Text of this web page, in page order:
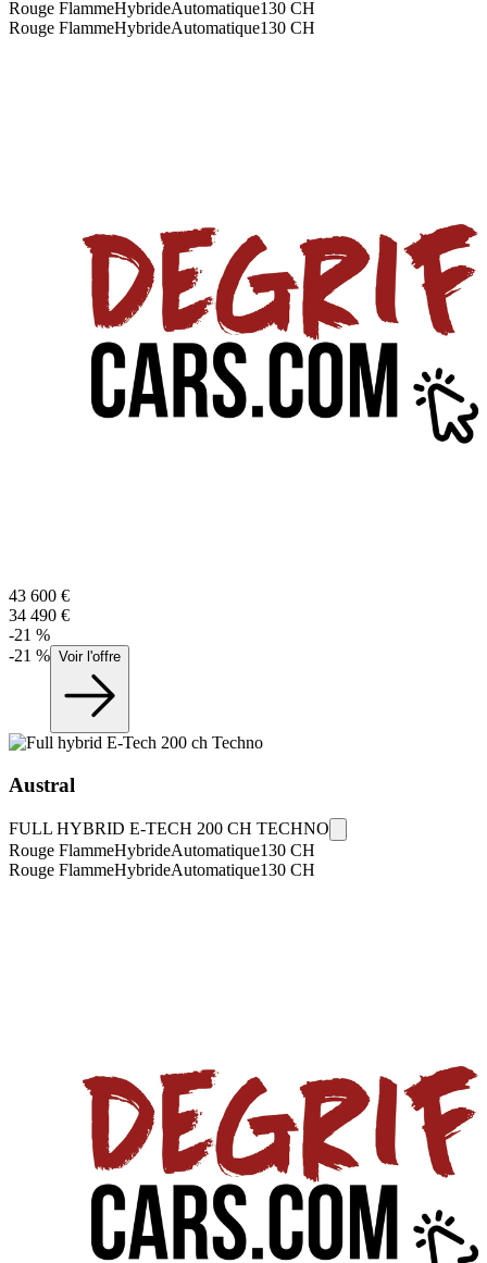
Rouge FlammeHybrideAutomatique130 CH
Rouge FlammeHybrideAutomatique130 CH
43 600 €
34 490 €
-21 %
-21 % Voir l'offre
Austral
FULL HYBRID E-TECH 200 CH TECHNO
Rouge FlammeHybrideAutomatique130 CH
Rouge FlammeHybrideAutomatique130 CH